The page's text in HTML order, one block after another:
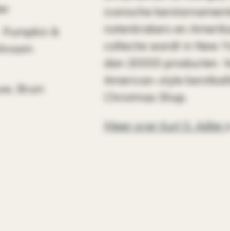
Pumpkin &
Bruin
iconische
notenkrakers en
collectie wordt in New
dan 20000 producten.
American-style
Christmas Shop.
Meer over Kurt S. Adler